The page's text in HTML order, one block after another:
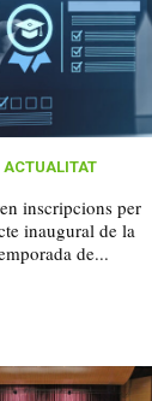
ACTUALITAT
inscripcions per
inaugural de la
de...